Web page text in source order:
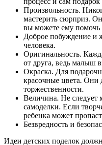
Произвольность.
мастерить сюрприз.
вы можете ему помочь
Доброе побуждение и
человека.
Оригинальность.
от друга, ведь малыш
Окраска. Для
красочные цвета. Они
торжественности.
Величина. Не следует
самоделки. Если
ребенка может
Безвредность и
Идеи детских поделок